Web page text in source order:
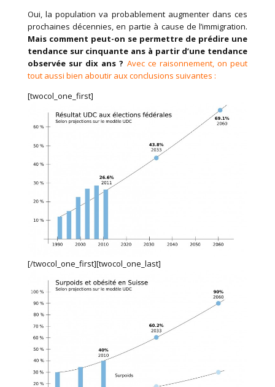
Oui, la population va probablement augmenter dans ces
prochaines décennies, en partie à cause de l’immigration.
Mais comment peut-on se permettre de prédire une
tendance sur cinquante ans à partir d’une tendance
observée sur dix ans ? Avec ce raisonnement, on peut
tout aussi bien aboutir aux conclusions suivantes :
[twocol_one_first]
[/twocol_one_first][twocol_one_last]